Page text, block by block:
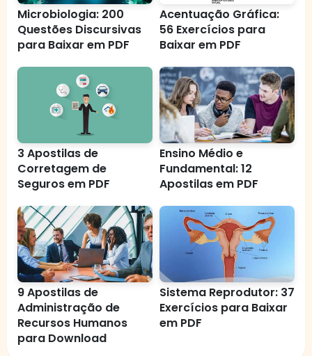
Microbiologia: 200
Questões Discursivas
para Baixar em PDF
Acentuação Gráfica:
56 Exercícios para
Baixar em PDF
3 Apostilas de
Corretagem de
Seguros em PDF
Ensino Médio e
Fundamental: 12
Apostilas em PDF
9 Apostilas de
Administração de
Recursos Humanos
para Download
Sistema Reprodutor: 37
Exercícios para Baixar
em PDF